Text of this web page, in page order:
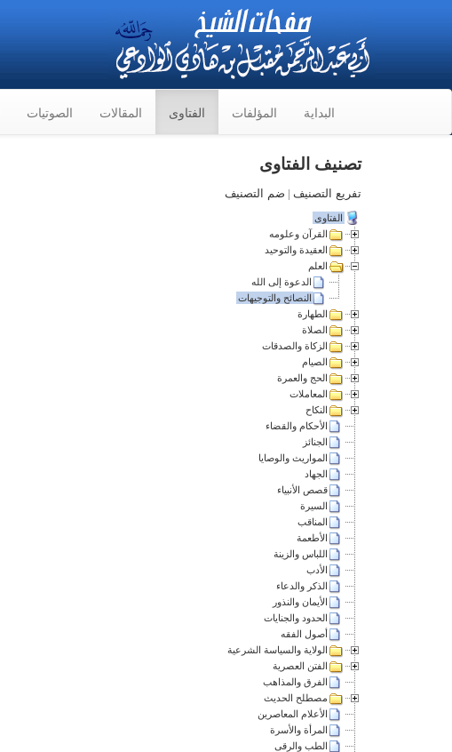
البداية المؤلفات الفتاوى المقالات الصوتيات
تصنيف الفتاوى
تفريع التصنيف | ضم التصنيف
الفتاوى
القرآن وعلومه
العقيدة والتوحيد
العلم
الدعوة إلى الله
النصائح والتوجيهات
الطهارة
الصلاة
الزكاة والصدقات
الصيام
الحج والعمرة
المعاملات
النكاح
الأحكام والقضاء
الجنائز
المواريث والوصايا
الجهاد
قصص الأنبياء
السيرة
المناقب
الأطعمة
اللباس والزينة
الأدب
الذكر والدعاء
الأيمان والنذور
الحدود والجنايات
أصول الفقه
الولاية والسياسة الشرعية
الفتن العصرية
الفرق والمذاهب
مصطلح الحديث
الأعلام المعاصرين
المرأة والأسرة
الطب والرقى